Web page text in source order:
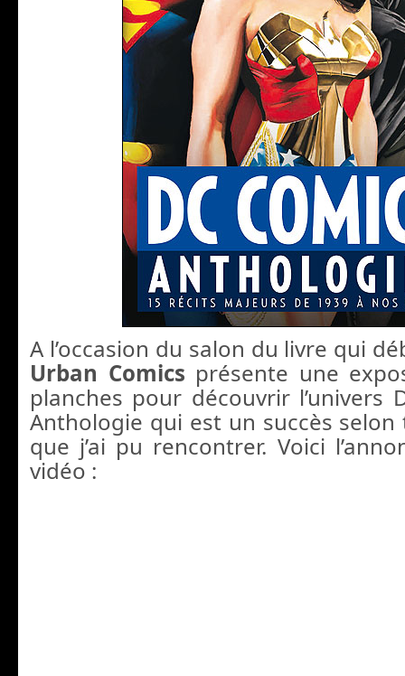
A l’occasion du salon du livre qui
Urban Comics présente une
planches pour découvrir l’univers
Anthologie qui est un succès
que j’ai pu rencontrer. Voici
vidéo :